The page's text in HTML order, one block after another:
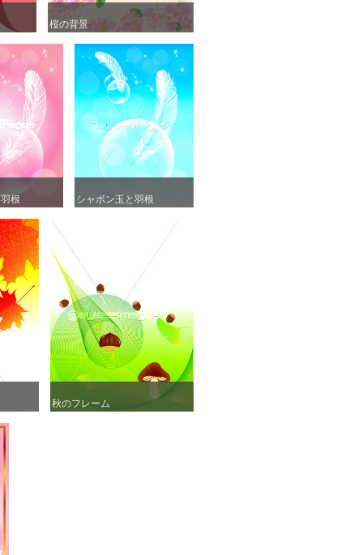
桜の背景
桜の背景
根
根 シャボン玉と羽根
シャボン玉と羽根
秋のフレーム
秋のフレーム